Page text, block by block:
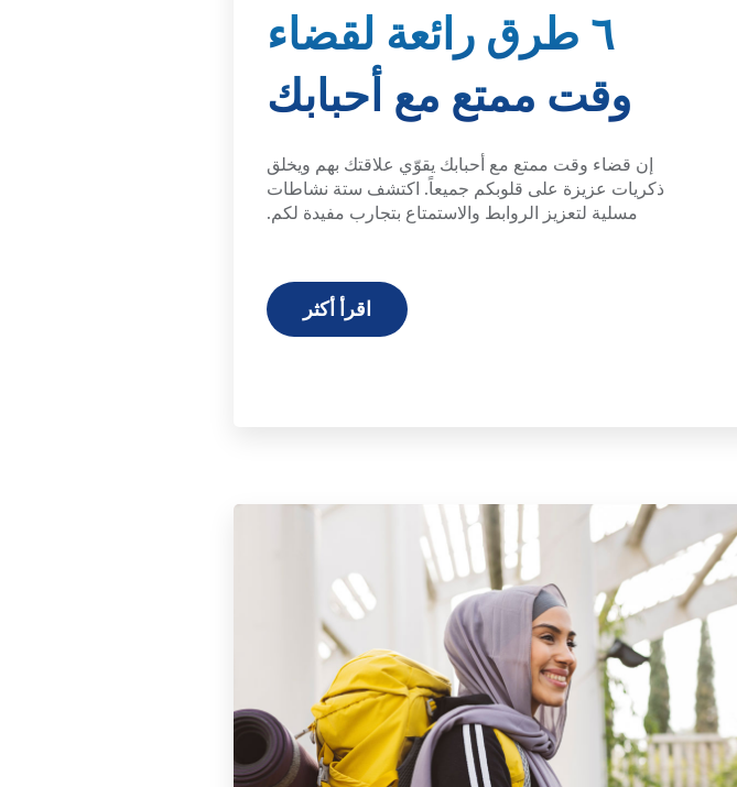
٦ طرق رائعة لقضاء
وقت ممتع مع أحبابك
إن قضاء وقت ممتع مع أحبابك يقوّي علاقتك بهم ويخلق
ذكريات عزيزة على قلوبكم جميعاً. اكتشف ستة نشاطات
مسلية لتعزيز الروابط والاستمتاع بتجارب مفيدة لكم.
اقرأ أكثر